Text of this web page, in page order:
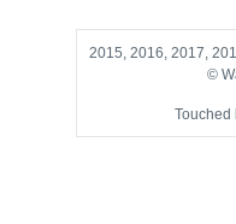
2015, 2016, 2017,
©
Touched